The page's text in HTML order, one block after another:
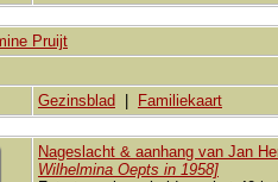
Pruijt
Gezinsblad | Familiekaart
Nageslacht & aanhang van Jan
Wilhelmina Oepts in 1958]